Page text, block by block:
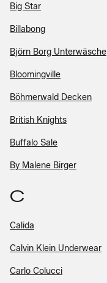
Big Star
Billabong
Björn Borg Unterwäsche
Bloomingville
Böhmerwald Decken
British Knights
Buffalo Sale
By Malene Birger
C
Calida
Calvin Klein Underwear
Carlo Colucci